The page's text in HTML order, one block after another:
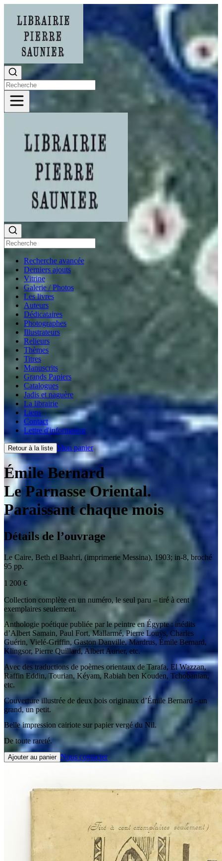
Recherche avancée
Derniers ajouts
Vitrine
Galerie / Photos
Les livres
Auteurs
Dédicataires
Photographes
Illustrateurs
Relieurs
Thèmes
Titres
Manuscrits
Grands Papiers
Catalogues
Jadis et naguère
La librairie
Liens
Contact
Lettre d'information
Retour à la liste Mon panier
Émile Bernard
Le Parnasse Oriental.
Paraissant chaque mois
Détails de l’ouvrage
Le Caire, Beth el Baahri, (imprimerie Messina), 1903; in-8, broché
95 pp.
1 200 €
Collection complète en un numéro, le seul paru – tiré à cent
exemplaires seulement.
Anthologie poétique publiée par le peintre en Égypte : inédits
d’Albert Samain, Paul Fort, Mallarmé, Pierre Louÿs, Charles
Guérin, Vielé-Griffin, Gaston Danville, Mardrus, Émile Bernard,
Klingsor, Pierre Quillard, Albert Aurier, etc.
Avec des traductions de poèmes orientaux de Tarafa, El Wazzan,
Raffin Eddin, Tourian, Kéyam, Rabiah ben Kouden, Tchobanian,
etc.
Couverture illustrée de deux bois originaux d’Émile Bernard - un
grand, un petit.
Belle impression cairiote sur papier vergé du Nil.
De toute rareté.
Ajouter au panier Nous contacter